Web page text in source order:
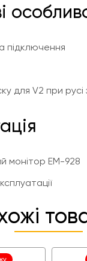
підключення
для V2 при
монітор EM-928